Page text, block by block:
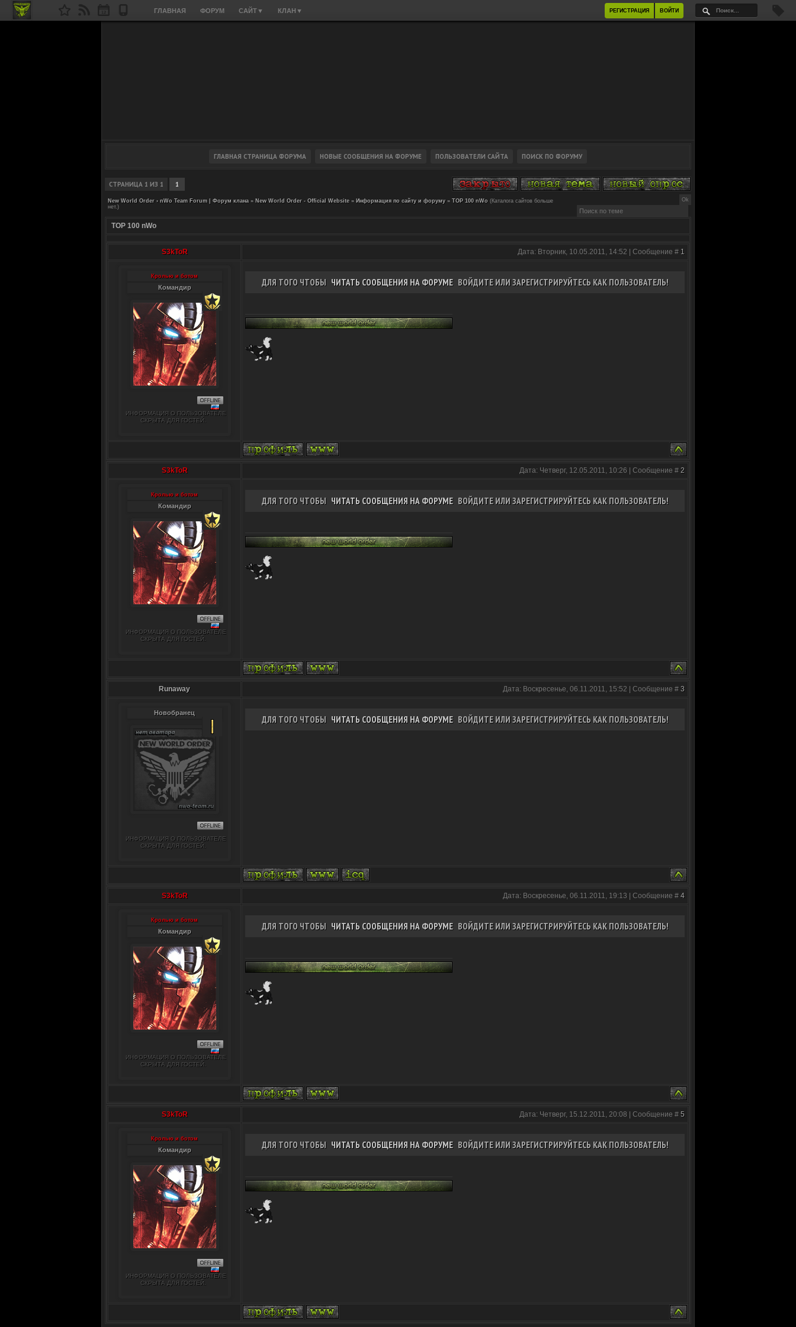
ГЛАВНАЯ ФОРУМ САЙТ▼ КЛАН ▼ РЕГИСТРАЦИЯ ВОЙТИ
СТРАНИЦА 1 ИЗ 1 1
New World Order › nWo Team Forum | Форум клана » New World Order - Official Website » Информация по сайту и форуму » TOP 100 nWo (Каталога сайтов больше
нет.)
TOP 100 nWo
S3kToR Дата: Вторник, 10.05.2011, 14:52 | Сообщение # 1
Кролью и ботом
Командир
ИНФОРМАЦИЯ О ПОЛЬЗОВАТЕЛЕ
СКРЫТА ДЛЯ ГОСТЕЙ.
ДЛЯ ТОГО ЧТОБЫ ЧИТАТЬ СООБЩЕНИЯ НА ФОРУМЕ ВОЙДИТЕ ИЛИ ЗАРЕГИСТРИРУЙТЕСЬ КАК ПОЛЬЗОВАТЕЛЬ!
S3kToR Дата: Четверг, 12.05.2011, 10:26 | Сообщение # 2
Кролью и ботом
Командир
ИНФОРМАЦИЯ О ПОЛЬЗОВАТЕЛЕ
СКРЫТА ДЛЯ ГОСТЕЙ.
ДЛЯ ТОГО ЧТОБЫ ЧИТАТЬ СООБЩЕНИЯ НА ФОРУМЕ ВОЙДИТЕ ИЛИ ЗАРЕГИСТРИРУЙТЕСЬ КАК ПОЛЬЗОВАТЕЛЬ!
Runawаy Дата: Воскресенье, 06.11.2011, 15:52 | Сообщение # 3
Новобранец
ИНФОРМАЦИЯ О ПОЛЬЗОВАТЕЛЕ
СКРЫТА ДЛЯ ГОСТЕЙ.
ДЛЯ ТОГО ЧТОБЫ ЧИТАТЬ СООБЩЕНИЯ НА ФОРУМЕ ВОЙДИТЕ ИЛИ ЗАРЕГИСТРИРУЙТЕСЬ КАК ПОЛЬЗОВАТЕЛЬ!
S3kToR Дата: Воскресенье, 06.11.2011, 19:13 | Сообщение # 4
Кролью и ботом
Командир
ИНФОРМАЦИЯ О ПОЛЬЗОВАТЕЛЕ
СКРЫТА ДЛЯ ГОСТЕЙ.
ДЛЯ ТОГО ЧТОБЫ ЧИТАТЬ СООБЩЕНИЯ НА ФОРУМЕ ВОЙДИТЕ ИЛИ ЗАРЕГИСТРИРУЙТЕСЬ КАК ПОЛЬЗОВАТЕЛЬ!
S3kToR Дата: Четверг, 15.12.2011, 20:08 | Сообщение # 5
Кролью и ботом
Командир
ИНФОРМАЦИЯ О ПОЛЬЗОВАТЕЛЕ
СКРЫТА ДЛЯ ГОСТЕЙ.
ДЛЯ ТОГО ЧТОБЫ ЧИТАТЬ СООБЩЕНИЯ НА ФОРУМЕ ВОЙДИТЕ ИЛИ ЗАРЕГИСТРИРУЙТЕСЬ КАК ПОЛЬЗОВАТЕЛЬ!